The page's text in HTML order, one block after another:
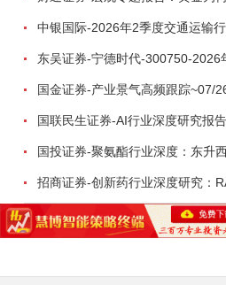
国金证券-产业景气高频跟踪~07/